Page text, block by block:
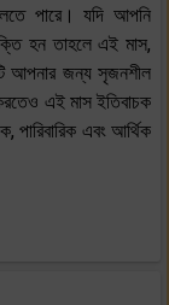
পারে। যদি আপনি
হন তাহলে এই মাস,
আপনার জন্য সৃজনশীল
এই মাস ইতিবাচক
এবং আর্থিক